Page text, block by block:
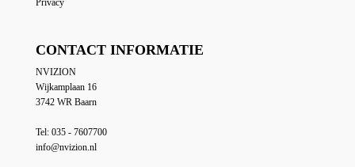
CONTACT INFORMATIE
NVIZION
Wijkamplaan 16
3742 WR Baarn
Tel: 035 - 7607700
info@nvizion.nl